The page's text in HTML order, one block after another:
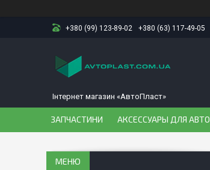
+380 (99) 123-89-02 +380 (63) 117-49-05
Інтернет магазин «АвтоПласт»
ЗАПЧАСТИНИ АКСЕССУАРЫ ДЛЯ АВТО